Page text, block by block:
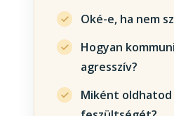
Oké-e, ha nem
Hogyan
agresszív?
Miként oldhatod